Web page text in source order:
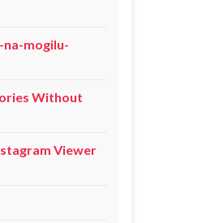
mogilu-
Without
Viewer